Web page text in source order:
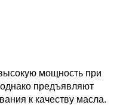
мощность при
предъявляют
к качеству масла.